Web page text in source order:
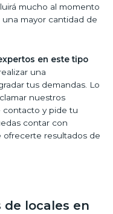
mucho al momento
mayor cantidad de
en este tipo
una
tus demandas. Lo
nuestros
contacto y pide tu
contar con
ofrecerte resultados de
de locales en